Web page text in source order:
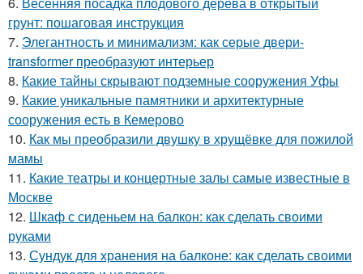
грунт: пошаговая инструкция
7. Элегантность и минимализм: как серые двери-
transformer преобразуют интерьер
8. Какие тайны скрывают подземные сооружения Уфы
9. Какие уникальные памятники и архитектурные
сооружения есть в Кемерово
10. Как мы преобразили двушку в хрущёвке для пожилой
мамы
11. Какие театры и концертные залы самые известные в
Москве
12. Шкаф с сиденьем на балкон: как сделать своими
руками
13. Сундук для хранения на балконе: как сделать своими